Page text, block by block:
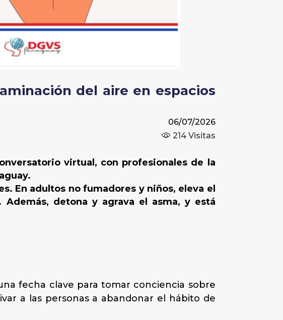
del aire en espacios
06/07/2026
214Visitas
virtual, con profesionales de la
En adultos no fumadores y niños, eleva el
detona y agrava el asma, y está
fecha clave para tomar conciencia sobre
a las personas a abandonar el hábito de